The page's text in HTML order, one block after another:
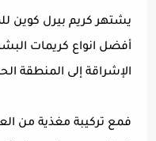
يشتهر كريم بيرل كوين
أفضل انواع كريمات
الإشراقة إلى المنطقة
فمع تركيبة مغذية من